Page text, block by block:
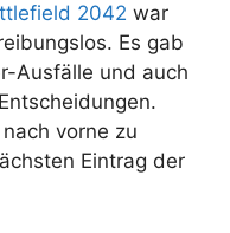
2042 war
Es gab
Ausfälle und auch
vorne zu
Eintrag der